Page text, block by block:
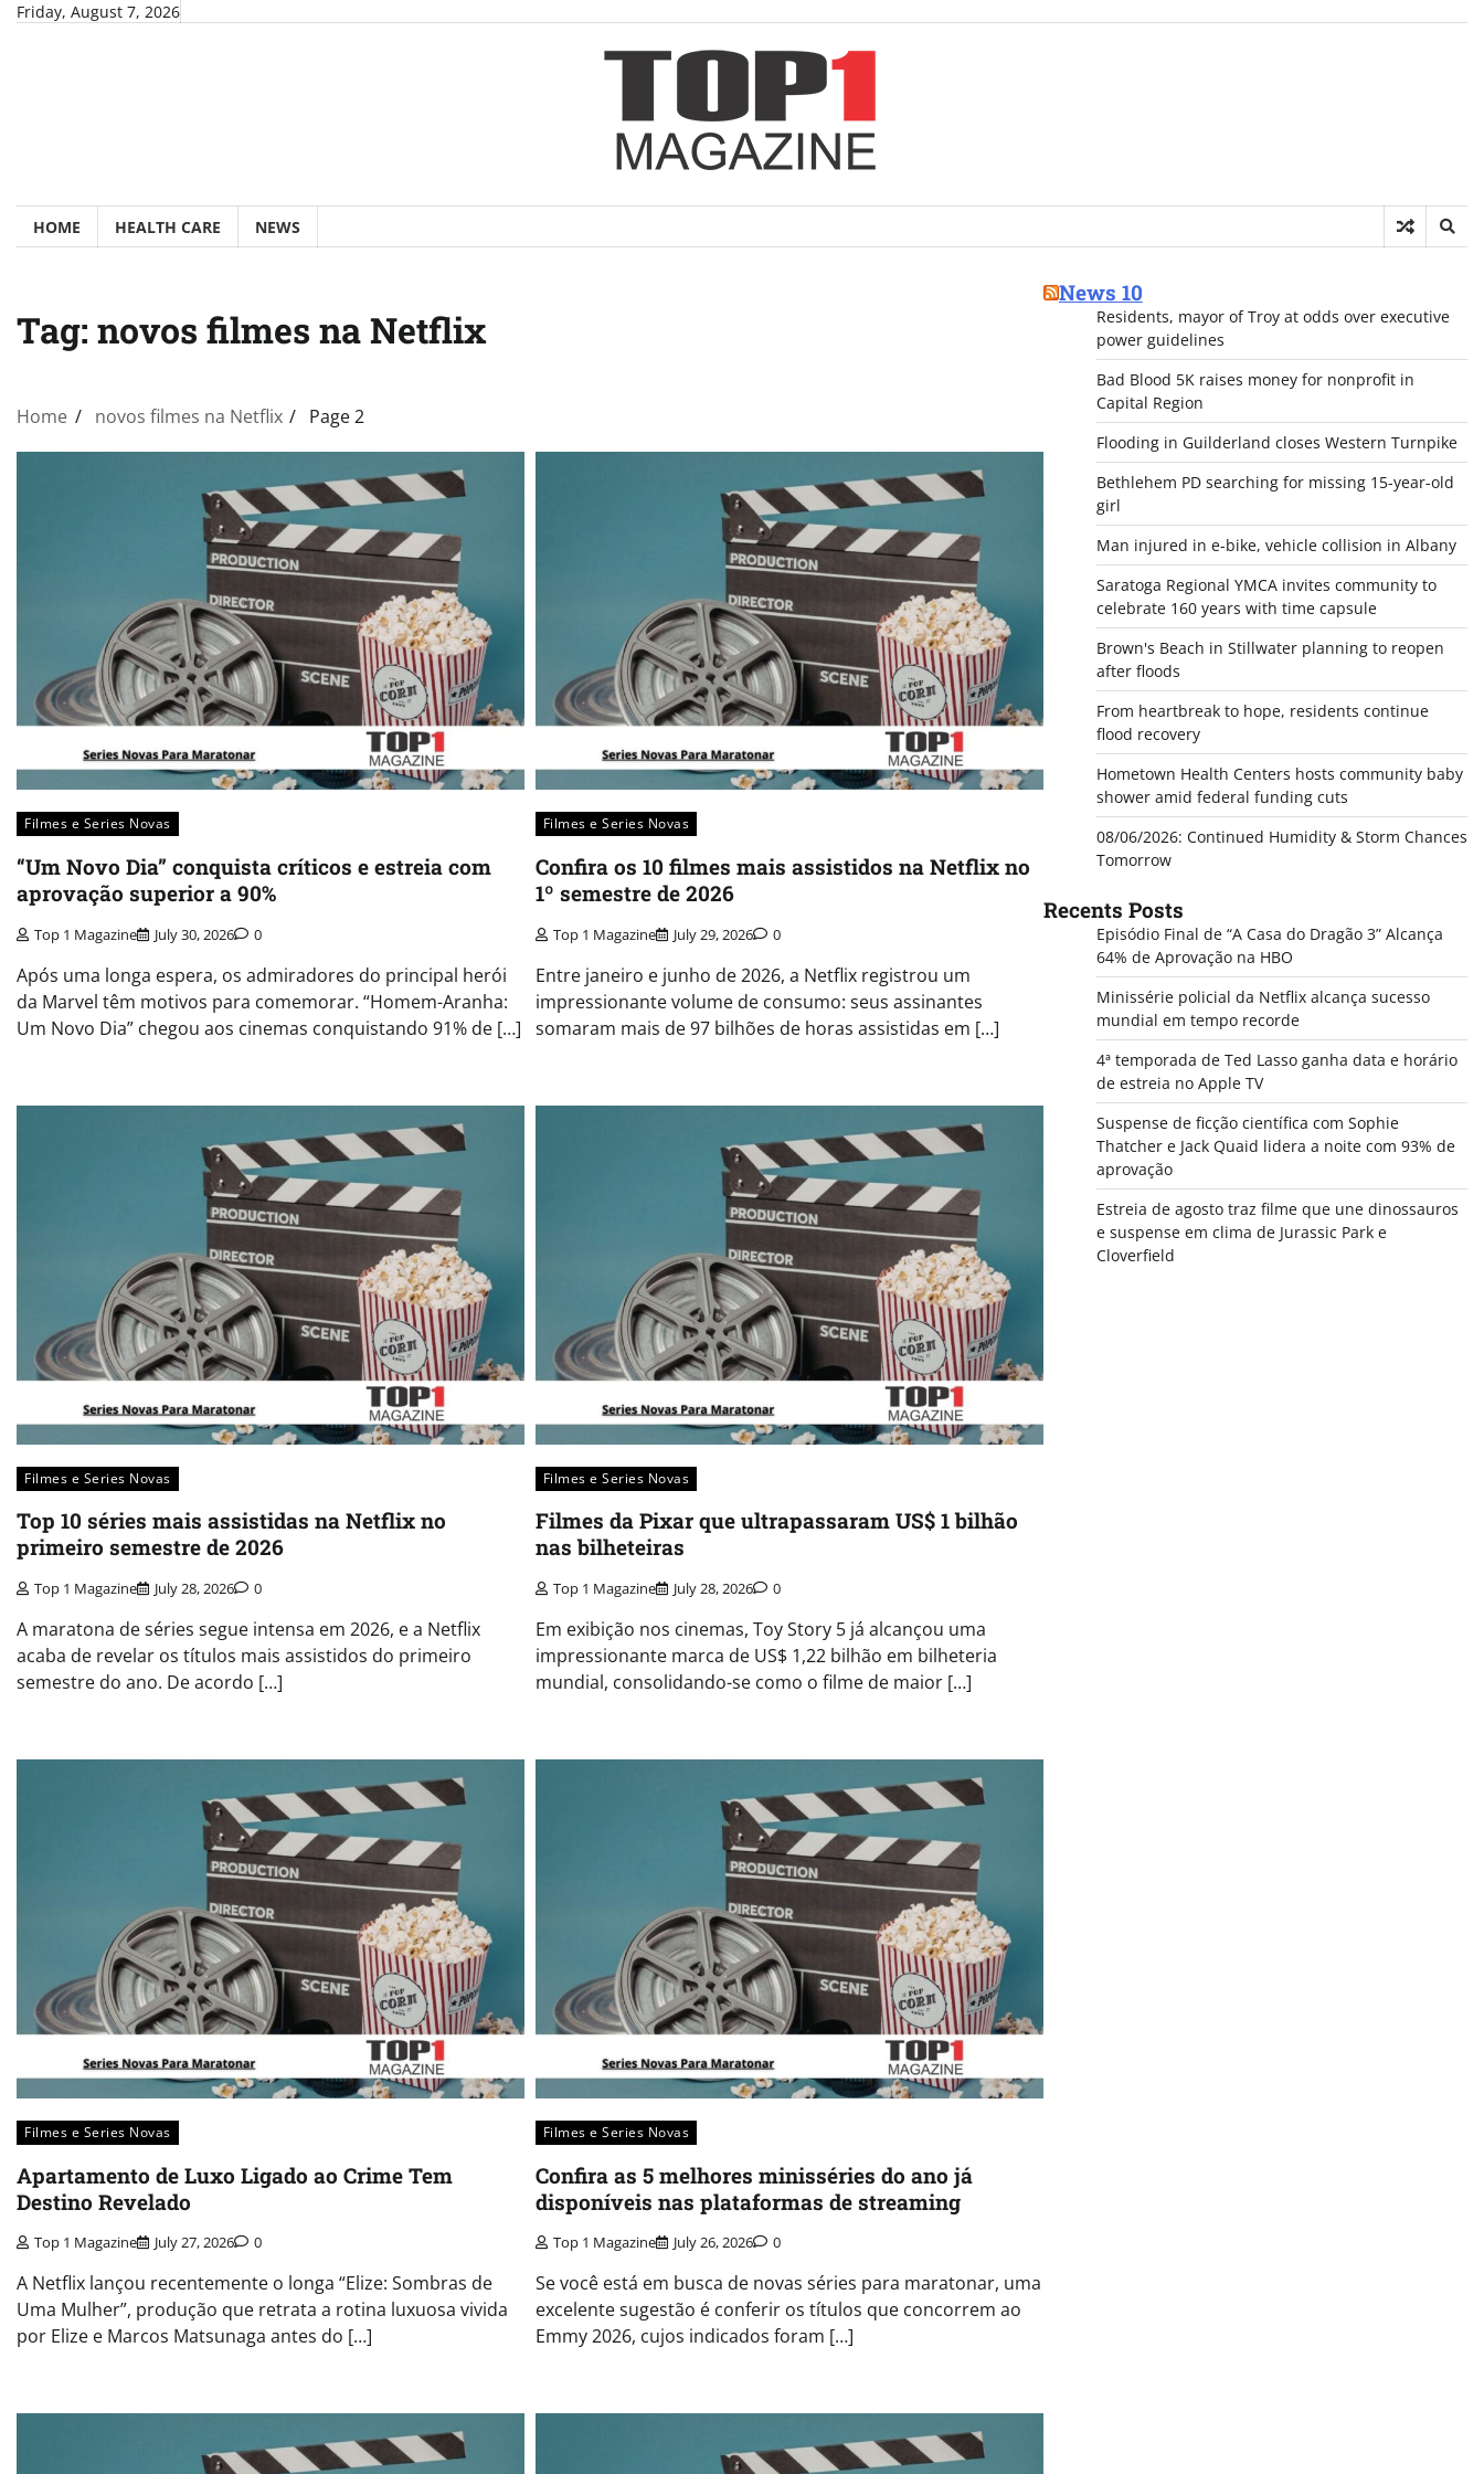
SkipFriday, August 7, 2026
HOME HEALTH CARE NEWS
Tag: novos filmes na Netflix
Home novos filmes na Netflix Page 2
Filmes e Series Novas​
“Um Novo Dia” conquista críticos e estreia com
aprovação superior a 90%
Top 1 Magazine July 30, 2026 0
Após uma longa espera, os admiradores do principal herói
da Marvel têm motivos para comemorar. “Homem-Aranha:
Um Novo Dia” chegou aos cinemas conquistando 91% de […]
Filmes e Series Novas​
Confira os 10 filmes mais assistidos na Netflix no
1º semestre de 2026
Top 1 Magazine July 29, 2026 0
Entre janeiro e junho de 2026, a Netflix registrou um
impressionante volume de consumo: seus assinantes
somaram mais de 97 bilhões de horas assistidas em […]
Filmes e Series Novas​
Top 10 séries mais assistidas na Netflix no
primeiro semestre de 2026
Top 1 Magazine July 28, 2026 0
A maratona de séries segue intensa em 2026, e a Netflix
acaba de revelar os títulos mais assistidos do primeiro
semestre do ano. De acordo […]
Filmes e Series Novas​
Filmes da Pixar que ultrapassaram US$ 1 bilhão
nas bilheteiras
Top 1 Magazine July 28, 2026 0
Em exibição nos cinemas, Toy Story 5 já alcançou uma
impressionante marca de US$ 1,22 bilhão em bilheteria
mundial, consolidando-se como o filme de maior […]
Filmes e Series Novas​
Apartamento de Luxo Ligado ao Crime Tem
Destino Revelado
Top 1 Magazine July 27, 2026 0
A Netflix lançou recentemente o longa “Elize: Sombras de
Uma Mulher”, produção que retrata a rotina luxuosa vivida
por Elize e Marcos Matsunaga antes do […]
Filmes e Series Novas​
Confira as 5 melhores minisséries do ano já
disponíveis nas plataformas de streaming
Top 1 Magazine July 26, 2026 0
Se você está em busca de novas séries para maratonar, uma
excelente sugestão é conferir os títulos que concorrem ao
Emmy 2026, cujos indicados foram […]
News 10
Residents, mayor of Troy at odds over executive
power guidelines
Bad Blood 5K raises money for nonprofit in
Capital Region
Flooding in Guilderland closes Western Turnpike
Bethlehem PD searching for missing 15-year-old
girl
Man injured in e-bike, vehicle collision in Albany
Saratoga Regional YMCA invites community to
celebrate 160 years with time capsule
Brown's Beach in Stillwater planning to reopen
after floods
From heartbreak to hope, residents continue
flood recovery
Hometown Health Centers hosts community baby
shower amid federal funding cuts
08/06/2026: Continued Humidity & Storm Chances
Tomorrow
Recents Posts
Episódio Final de “A Casa do Dragão 3” Alcança
64% de Aprovação na HBO
Minissérie policial da Netflix alcança sucesso
mundial em tempo recorde
4ª temporada de Ted Lasso ganha data e horário
de estreia no Apple TV
Suspense de ficção científica com Sophie
Thatcher e Jack Quaid lidera a noite com 93% de
aprovação
Estreia de agosto traz filme que une dinossauros
e suspense em clima de Jurassic Park e
Cloverfield